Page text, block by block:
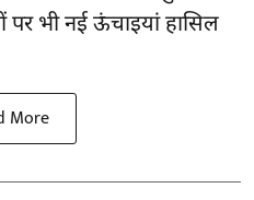
भी नई ऊंचाइयां हासिल
More